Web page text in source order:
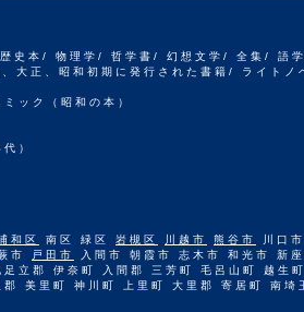
本/ 物理学/ 哲学書/ 幻想文学/ 全集/ 語
正、昭和初期に発行された書籍/ ライト
ック（昭和の本）
）
和区 南区 緑区 岩槻区 川越市 熊谷市 川口
市 戸田市 入間市 朝霞市 志木市 和光市 新
立郡 伊奈町 入間郡 三芳町 毛呂山町 越
美里町 神川町 上里町 大里郡 寄居町 南埼